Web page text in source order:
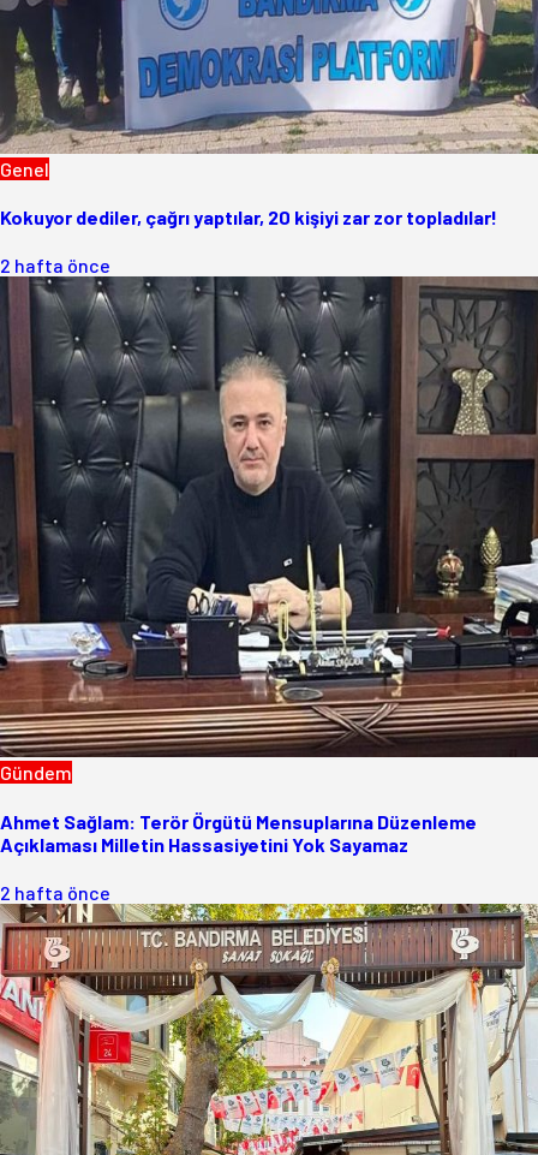
Genel
Kokuyor dediler, çağrı yaptılar, 20 kişiyi zar zor topladılar!
2 hafta önce
Gündem
Ahmet Sağlam: Terör Örgütü Mensuplarına Düzenleme
Açıklaması Milletin Hassasiyetini Yok Sayamaz
2 hafta önce